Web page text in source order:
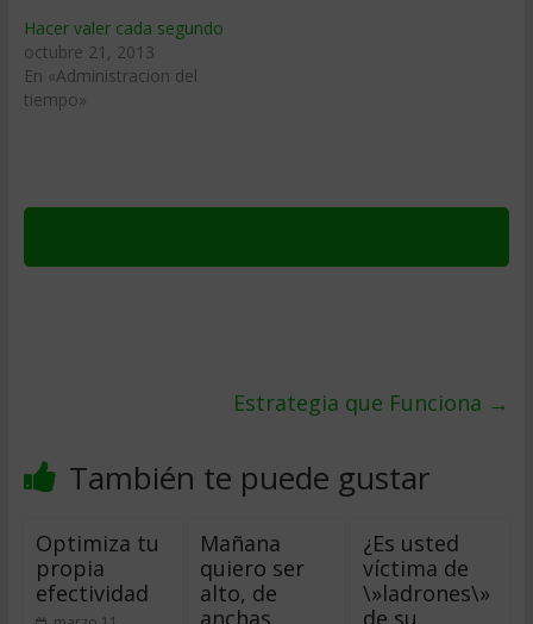
Hacer valer cada segundo
octubre 21, 2013
En «Administracion del
tiempo»
Estrategia que Funciona →
También te puede gustar
Optimiza tu
propia
efectividad
Mañana
quiero ser
alto, de
anchas
¿Es usted
víctima de
\»ladrones\»
de su